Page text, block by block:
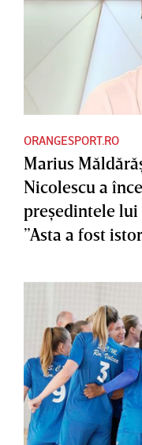
ORANGESPORT.RO
Marius
Nicolescu a
preşedintele
”Asta a fost